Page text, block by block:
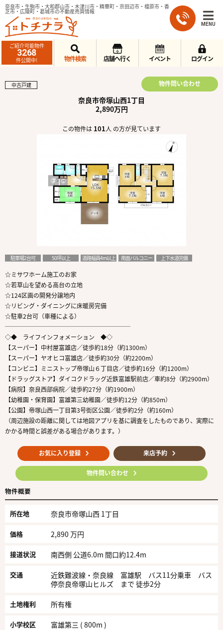
奈良市・生駒市・大和郡山市・木津川市・精華町・京田辺市・橿原市・香
芝市・広陵町・葛城市の不動産売買情報
MENU
ご紹介可能物件
3268
件公開中! 物件検索 店舗へ行く イベント ログイン
中古戸建 物件問い合わせ
奈良市帝塚山西1丁目
2,890万円
この物件は 101人 の方が見ています
駐車場2台可 50坪以上 道路幅員4m以上 南面バルコニー 上下水道完備
☆ミサワホーム施工のお家
☆若草山を望める高台の立地
☆124区画の開発分譲地内
☆リビング・ダイニングに床暖房完備
☆駐車2台可（車種による）
─────────────────────
◇◆ ライフインフォメーション ◆◇
【スーパー】中村屋富雄店／徒歩約18分（約1300m）
【スーパー】ヤオヒコ富雄店／徒歩約30分（約2200m）
【コンビニ】ミニストップ帝塚山６丁目店／徒歩約16分（約1200m）
【ドラッグストア】ダイコクドラッグ近鉄富雄駅前店／車約8分（約2900m）
【病院】奈良西部病院／徒歩約27分（約1900m）
【幼稚園・保育園】富雄第三幼稚園／徒歩約12分（約850m）
【公園】帝塚山西一丁目第3号街区公園／徒歩約2分（約160m）
（周辺施設の距離に関しては地図アプリを基に調査をしたものであり、実際に
かかる時間と誤差がある場合があります。）
お気に入り登録 来店予約
物件問い合わせ
物件概要
所在地 奈良市帝塚山西 1丁目
価格 2,890 万円
接道状況 南西側 公道6.0m 間口約12.4m
交通
近鉄難波線・奈良線 富雄駅 バス11分乗車 バス
停奈良帝塚山ヒルズ まで 徒歩2分
土地権利 所有権
小学校区 富雄第三 ( 800m )